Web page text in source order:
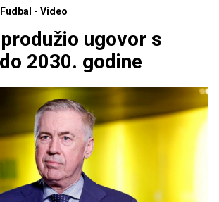
- Video
ugovor s
2030. godine